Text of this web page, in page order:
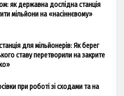
як державна дослідна станція
мільйони на «насіннєвому»
для мільйонерів: Як берег
ставу перетворили на закрите
при роботі зі сходами та на